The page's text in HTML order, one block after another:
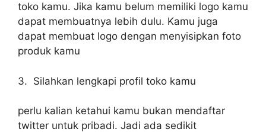
toko kamu. Jika kamu belum memiliki logo kamu
dapat membuatnya lebih dulu. Kamu juga
dapat membuat logo dengan menyisipkan foto
produk kamu
3. Silahkan lengkapi profil toko kamu
perlu kalian ketahui kamu bukan mendaftar
twitter untuk pribadi. Jadi ada sedikit